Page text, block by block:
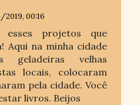
00:16
projetos que
Aqui na minha cidade
geladeiras velhas
locais, colocaram
pela cidade. Você
livros. Beijos